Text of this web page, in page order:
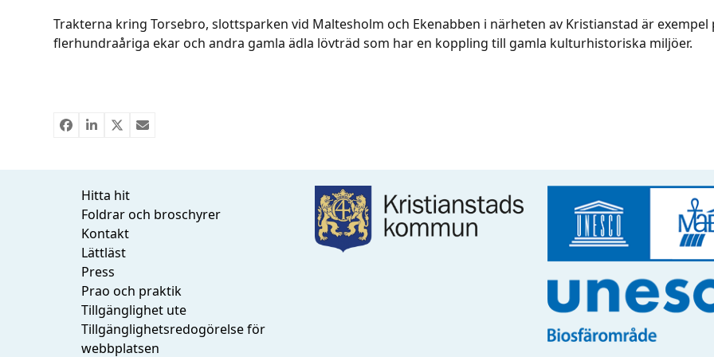
Trakterna kring Torsebro, slottsparken vid Maltesholm och Ekenabben i närheten av Kristianstad är
flerhundraåriga ekar och andra gamla ädla lövträd som har en koppling till gamla kulturhistoriska miljöer.
Hitta hit
Foldrar och broschyrer
Kontakt
Lättläst
Press
Prao och praktik
Tillgänglighet ute
Tillgänglighetsredogörelse för
webbplatsen